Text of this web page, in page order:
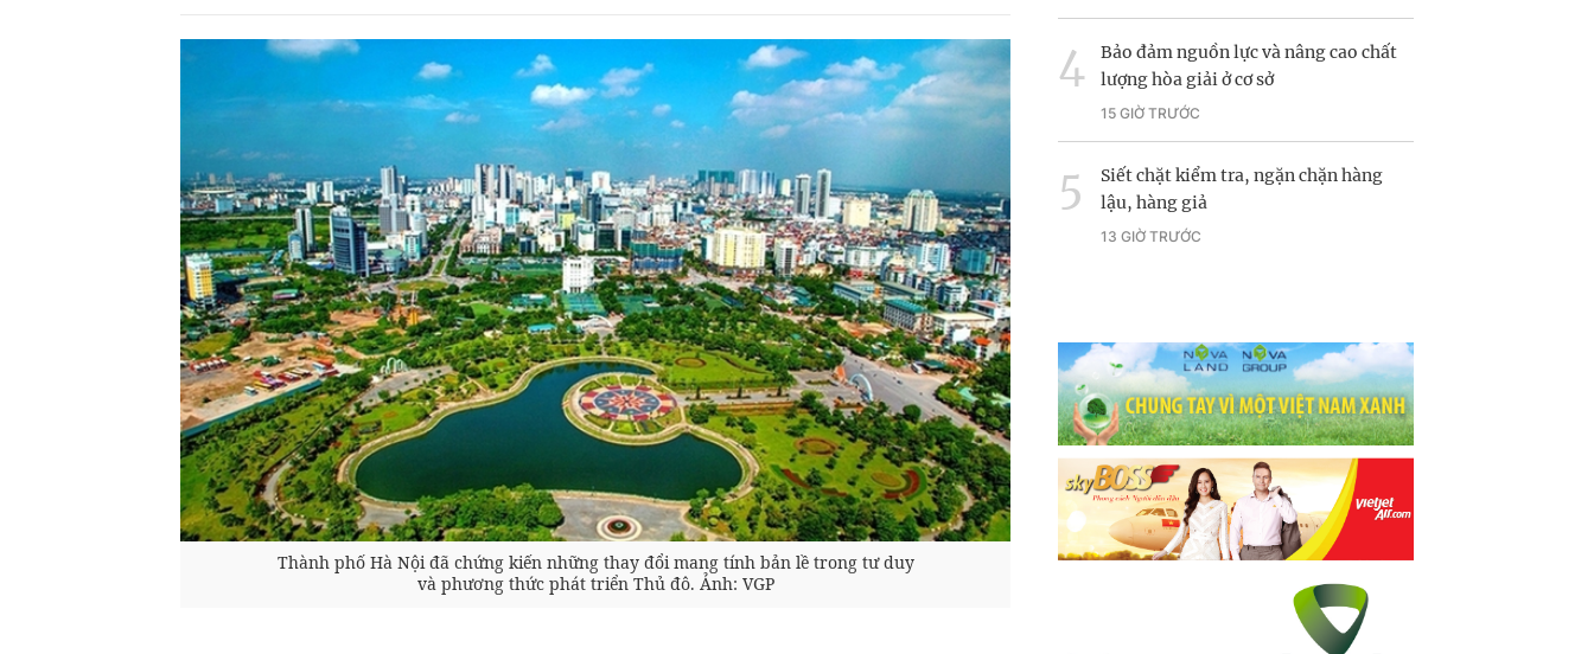
Thành phố Hà Nội đã chứng kiến những thay đổi mang tính bản lề trong tư duy
và phương thức phát triển Thủ đô. Ảnh: VGP
Bảo đảm nguồn lực và nâng cao chất
lượng hòa giải ở cơ sở
15 GIỜ TRƯỚC
Siết chặt kiểm tra, ngặn chặn hàng
lậu, hàng giả
13 GIỜ TRƯỚC